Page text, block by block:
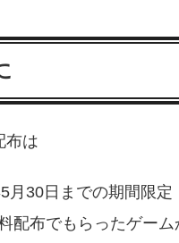
布は
月30日までの期間限定
配布でもらったゲー